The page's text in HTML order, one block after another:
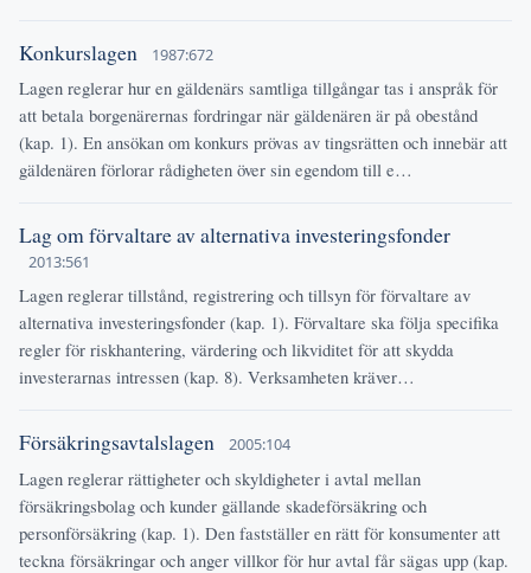
Konkurslagen 1987:672
Lagen reglerar hur en gäldenärs samtliga tillgångar tas i anspråk för
att betala borgenärernas fordringar när gäldenären är på obestånd
(kap. 1). En ansökan om konkurs prövas av tingsrätten och innebär att
gäldenären förlorar rådigheten över sin egendom till e…
Lag om förvaltare av alternativa investeringsfonder
2013:561
Lagen reglerar tillstånd, registrering och tillsyn för förvaltare av
alternativa investeringsfonder (kap. 1). Förvaltare ska följa specifika
regler för riskhantering, värdering och likviditet för att skydda
investerarnas intressen (kap. 8). Verksamheten kräver…
Försäkringsavtalslagen 2005:104
Lagen reglerar rättigheter och skyldigheter i avtal mellan
försäkringsbolag och kunder gällande skadeförsäkring och
personförsäkring (kap. 1). Den fastställer en rätt för konsumenter att
teckna försäkringar och anger villkor för hur avtal får sägas upp (kap.